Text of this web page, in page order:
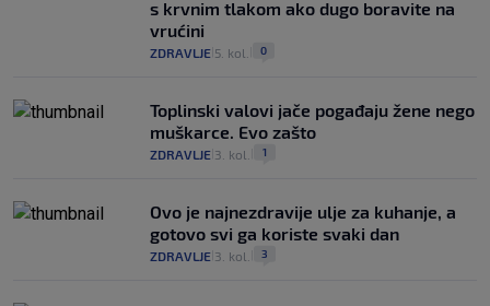
s krvnim tlakom ako dugo boravite na
vrućini
ZDRAVLJE 5. kol. 0
Toplinski valovi jače pogađaju žene nego
muškarce. Evo zašto
ZDRAVLJE 3. kol. 1
Ovo je najnezdravije ulje za kuhanje, a
gotovo svi ga koriste svaki dan
ZDRAVLJE 3. kol. 3